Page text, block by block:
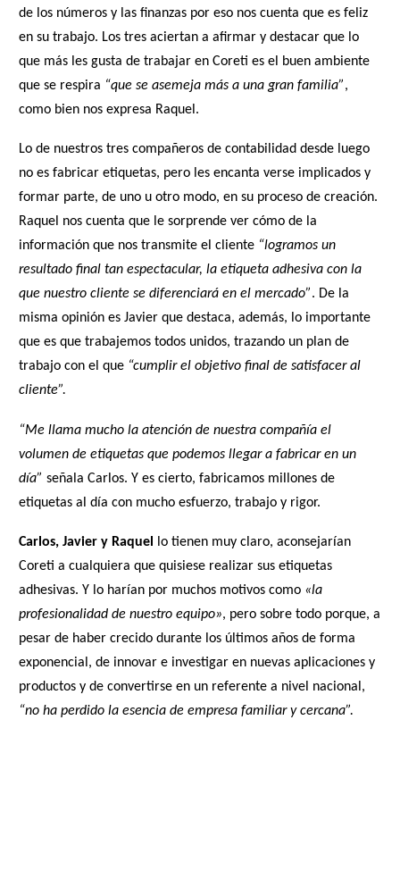
de los números y las finanzas por eso nos cuenta que es feliz
en su trabajo. Los tres aciertan a afirmar y destacar que lo
que más les gusta de trabajar en Coreti es el buen ambiente
que se respira “que se asemeja más a una gran familia”,
como bien nos expresa Raquel.
Lo de nuestros tres compañeros de contabilidad desde luego
no es fabricar etiquetas, pero les encanta verse implicados y
formar parte, de uno u otro modo, en su proceso de creación.
Raquel nos cuenta que le sorprende ver cómo de la
información que nos transmite el cliente “logramos un
resultado final tan espectacular, la etiqueta adhesiva con la
que nuestro cliente se diferenciará en el mercado”. De la
misma opinión es Javier que destaca, además, lo importante
que es que trabajemos todos unidos, trazando un plan de
trabajo con el que “cumplir el objetivo final de satisfacer al
cliente”.
“Me llama mucho la atención de nuestra compañía el
volumen de etiquetas que podemos llegar a fabricar en un
día” señala Carlos. Y es cierto, fabricamos millones de
etiquetas al día con mucho esfuerzo, trabajo y rigor.
Carlos, Javier y Raquel lo tienen muy claro, aconsejarían
Coreti a cualquiera que quisiese realizar sus etiquetas
adhesivas. Y lo harían por muchos motivos como «la
profesionalidad de nuestro equipo», pero sobre todo porque, a
pesar de haber crecido durante los últimos años de forma
exponencial, de innovar e investigar en nuevas aplicaciones y
productos y de convertirse en un referente a nivel nacional,
“no ha perdido la esencia de empresa familiar y cercana”.